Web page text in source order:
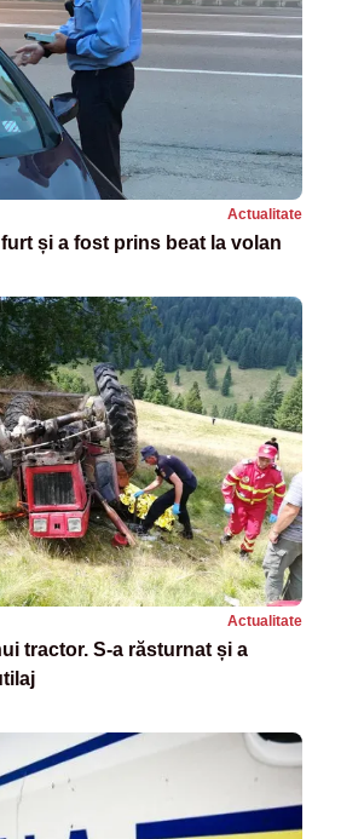
Actualitate
și a fost prins beat la volan
Actualitate
tractor. S-a răsturnat și a